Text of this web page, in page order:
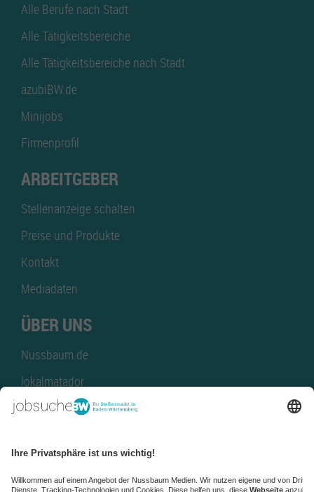
Alle Berufe nach Stadt
Alle Tätigkeitsbereiche
Alle Tätigkeitsbereiche nach Stadt
azubiBW.de
Minijobs
Firmenprofil
ARBEITGEBER
Stellenanzeige schalten
Preise und Produkte
Kontakt
Mediadaten
ÜBER UNS
Nussbaum.de
lokalmatador
kaufinBW
NussbaumID
Nussbaum Medien